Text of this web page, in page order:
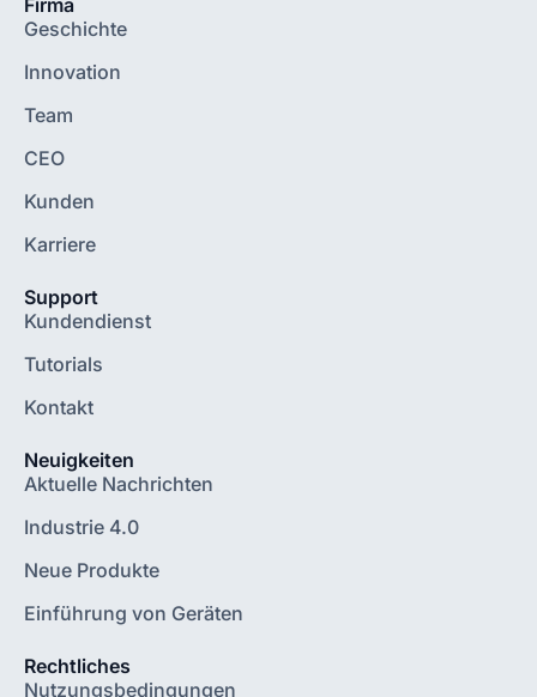
Geschichte
Innovation
Team
CEO
Kunden
Karriere
Support
Kundendienst
Tutorials
Kontakt
Neuigkeiten
Aktuelle Nachrichten
Industrie 4.0
Neue Produkte
Einführung von Geräten
Rechtliches
Nutzungsbedingungen